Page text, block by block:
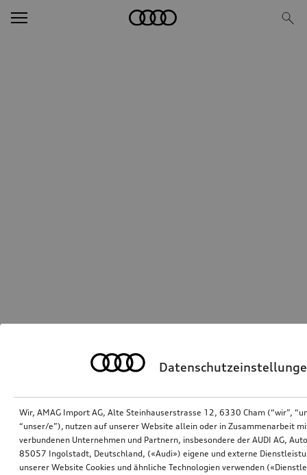
Wir, AMAG Import AG, Alte Steinhauserstrasse 12, 6330 Cham (“wir”,
“unser/e”), nutzen auf unserer Website allein oder in Zusammenarbeit
verbundenen Unternehmen und Partnern, insbesondere der AUDI AG,
85057 Ingolstadt, Deutschland, («Audi») eigene und externe
unserer Website Cookies und ähnliche Technologien verwenden